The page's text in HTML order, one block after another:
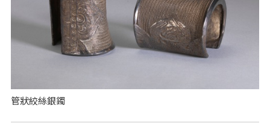
管狀絞絲銀鐲